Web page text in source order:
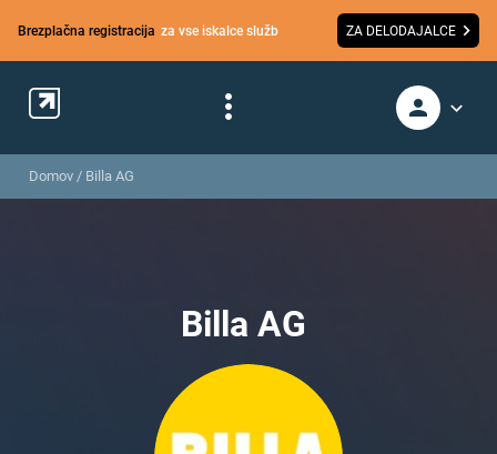
Brezplačna registracija za vse iskalce služb ZA DELODAJALCE
Domov / Billa AG
Billa AG